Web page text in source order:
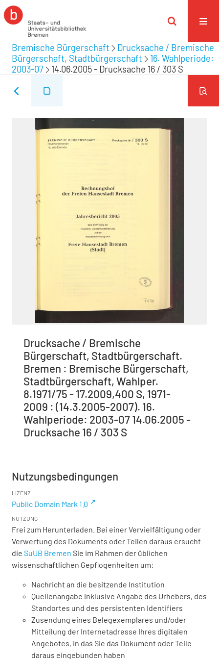
Bremische Bürgerschaft
Drucksache / Bremische
Bürgerschaft, Stadtbürgerschaft
16. Wahlperiode:
2003-07
14.06.2005 - Drucksache 16 / 303 S
Drucksache / Bremische
Bürgerschaft, Stadtbürgerschaft.
Bremen : Bremische Bürgerschaft,
Stadtbürgerschaft, Wahlper.
8.1971/75 - 17.2009,400 S, 1971-
2009 : (14.3.2005-2007). 16.
Wahlperiode: 2003-07 14.06.2005 -
Drucksache 16 / 303 S
Nutzungsbedingungen
LIZENZ
Public Domain Mark 1.0
NUTZUNG
Frei zum Herunterladen. Bei einer Vervielfältigung oder
Verwertung des Dokuments oder Teilen daraus ersucht
die SuUB Bremen Sie im Rahmen der üblichen
wissenschaftlichen Gepflogenheiten um:
Nachricht an die besitzende Institution
Quellenangabe inklusive Angabe des Urhebers, des
Standortes und des persistenten Identifiers
Zusendung eines Belegexemplares und/oder
Mitteilung der Internetadresse Ihres digitalen
Angebotes, in das Sie das Dokument oder Teile
daraus eingebunden haben